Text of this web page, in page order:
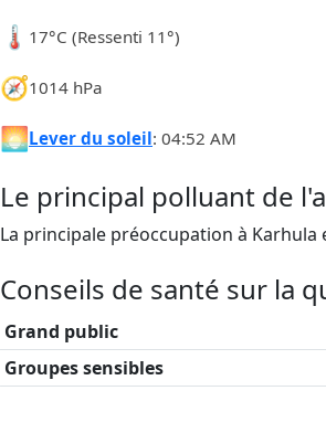
🌡️ 17°C (Ressenti 11°)
🧭1014 hPa
🌅Lever du soleil: 04:52 AM
Le principal polluant de
La principale préoccupation à Karhula
Conseils de santé sur la
Grand public
Groupes sensibles